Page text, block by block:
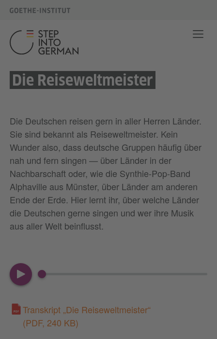
Die Reiseweltmeister
Die Deutschen reisen gern in aller Herren Länder.
Sie sind bekannt als Reiseweltmeister. Kein
Wunder also, dass deutsche Gruppen häufig über
nah und fern singen — über Länder in der
Nachbarschaft oder, wie die Synthie-Pop-Band
Alphaville aus Münster, über Länder am anderen
Ende der Erde. Hier lernt ihr, über welche Länder
die Deutschen gerne singen und wer ihre Musik
aus aller Welt beinflusst.
Transkript „Die Reiseweltmeister“
(PDF, 240 KB)